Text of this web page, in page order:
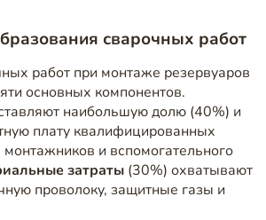
сварочных работ
работ при монтаже резервуаров
основных компонентов.
наибольшую долю (40%) и
плату квалифицированных
и вспомогательного
затраты(30%) охватывают
проволоку, защитные газы и